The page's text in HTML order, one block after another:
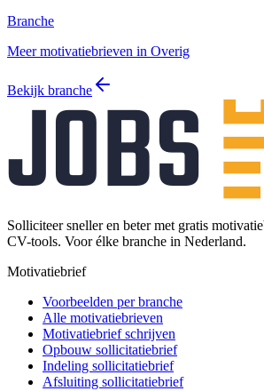
Branche
Meer motivatiebrieven in Overig
Bekijk branche
Solliciteer sneller en beter met gratis
CV-tools. Voor élke branche in Nederland.
Motivatiebrief
Voorbeelden per branche
Alle motivatiebrieven
Motivatiebrief schrijven
Opbouw sollicitatiebrief
Indeling sollicitatiebrief
Afsluiting sollicitatiebrief